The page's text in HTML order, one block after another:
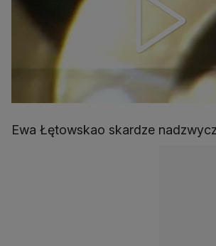
Ewa Łętowskao skardze